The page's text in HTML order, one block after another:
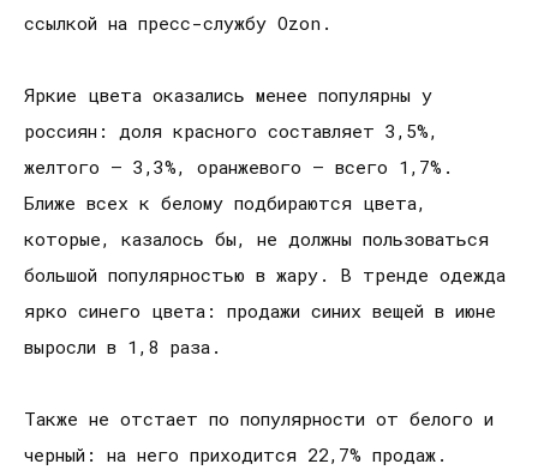
ссылкой на пресс-службу Ozon.
Яркие цвета оказались менее популярны у
россиян: доля красного составляет 3,5%,
желтого – 3,3%, оранжевого – всего 1,7%.
Ближе всех к белому подбираются цвета,
которые, казалось бы, не должны пользоваться
большой популярностью в жару. В тренде одежда
ярко синего цвета: продажи синих вещей в июне
выросли в 1,8 раза.
Также не отстает по популярности от белого и
черный: на него приходится 22,7% продаж.